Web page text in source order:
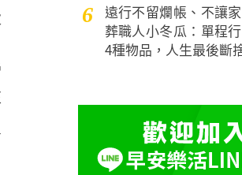
6
遠行不留爛帳、不讓
葬職人小冬瓜：單程
4種物品，人生最後斷